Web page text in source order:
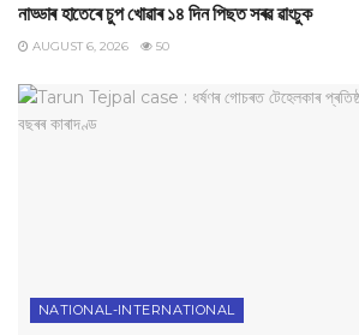
নাড্ডাৰ হাতেৰে চুপ খোৱাৰ ১৪ দিন পিছত সৰৱ ৱাংচুক
AUGUST 6, 2026 50
NATIONAL-INTERNATIONAL